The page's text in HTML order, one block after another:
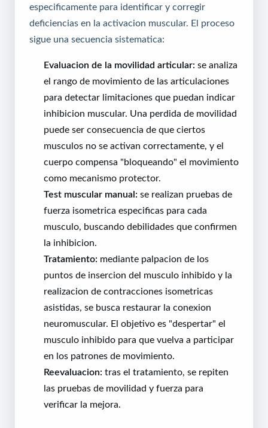
especificamente para identificar y corregir
deficiencias en la activacion muscular. El proceso
sigue una secuencia sistematica:
Evaluacion de la movilidad articular: se analiza
el rango de movimiento de las articulaciones
para detectar limitaciones que puedan indicar
inhibicion muscular. Una perdida de movilidad
puede ser consecuencia de que ciertos
musculos no se activan correctamente, y el
cuerpo compensa "bloqueando" el movimiento
como mecanismo protector.
Test muscular manual: se realizan pruebas de
fuerza isometrica especificas para cada
musculo, buscando debilidades que confirmen
la inhibicion.
Tratamiento: mediante palpacion de los
puntos de insercion del musculo inhibido y la
realizacion de contracciones isometricas
asistidas, se busca restaurar la conexion
neuromuscular. El objetivo es "despertar" el
musculo inhibido para que vuelva a participar
en los patrones de movimiento.
Reevaluacion: tras el tratamiento, se repiten
las pruebas de movilidad y fuerza para
verificar la mejora.